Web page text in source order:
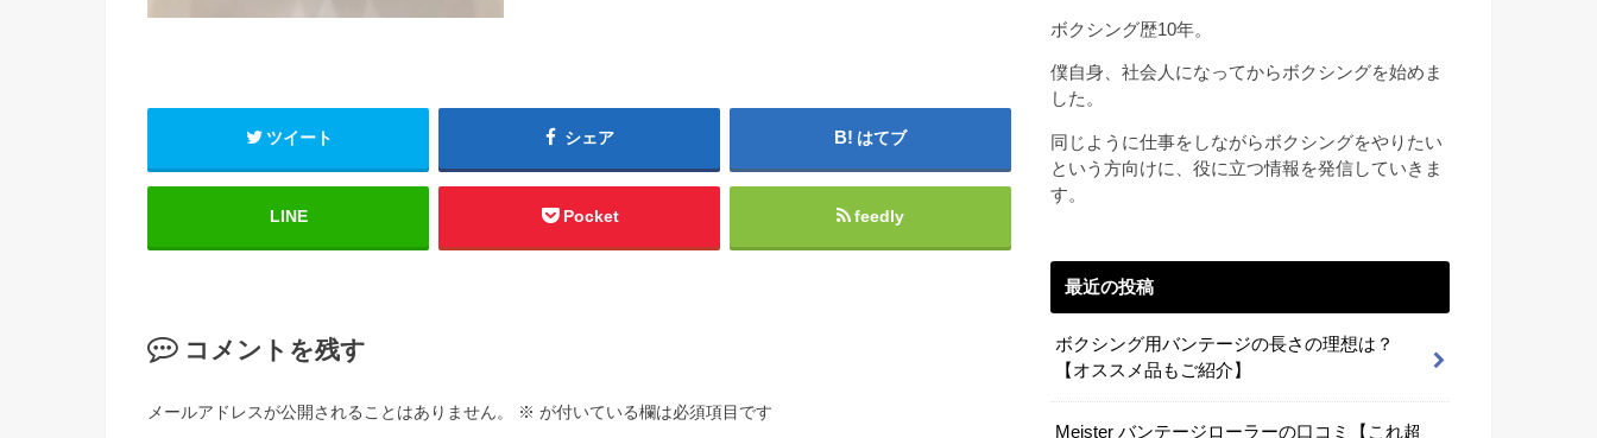
ツイート シェア はてブ
LINE Pocket feedly
コメントを残す
メールアドレスが公開されることはありません。 ※ が付いている欄は必須項目です
ボクシング歴10年。
僕自身、社会人になってからボクシングを始めま
した。
同じように仕事をしながらボクシングをやりたい
という方向けに、役に立つ情報を発信していきま
す。
最近の投稿
ボクシング用バンテージの長さの理想は？
【オススメ品もご紹介】
Meister バンテージローラーの口コミ【これ超